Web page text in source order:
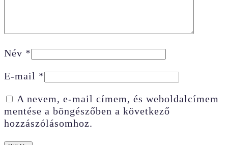
Név *
E-mail *
A nevem, e-mail címem, és weboldalcímem
mentése a böngészőben a következő
hozzászólásomhoz.